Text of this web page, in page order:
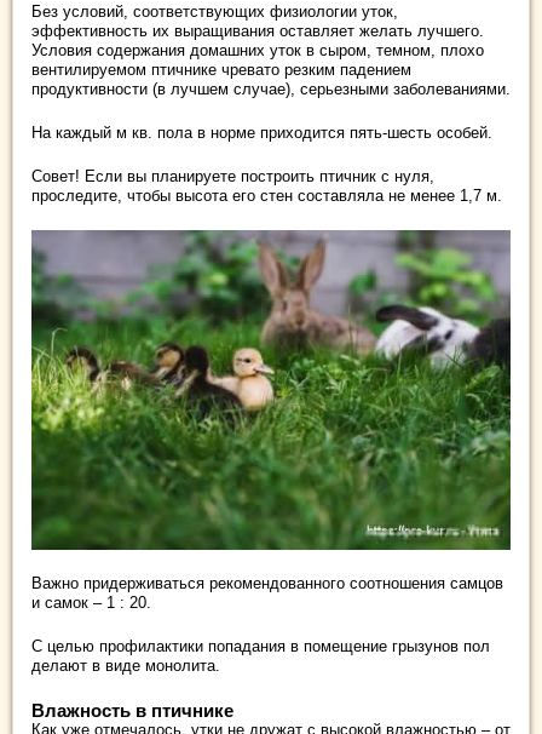
Без условий, соответствующих физиологии уток,
эффективность их выращивания оставляет желать лучшего.
Условия содержания домашних уток в сыром, темном, плохо
вентилируемом птичнике чревато резким падением
продуктивности (в лучшем случае), серьезными заболеваниями.
На каждый м кв. пола в норме приходится пять-шесть особей.
Совет! Если вы планируете построить птичник с нуля,
проследите, чтобы высота его стен составляла не менее 1,7 м.
Важно придерживаться рекомендованного соотношения самцов
и самок – 1 : 20.
С целью профилактики попадания в помещение грызунов пол
делают в виде монолита.
Влажность в птичнике
Как уже отмечалось, утки не дружат с высокой влажностью – от